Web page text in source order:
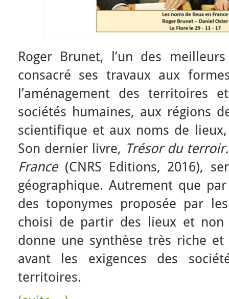
Roger Brunet, l’un des
consacré ses travaux aux
l’aménagement des territoires
sociétés humaines, aux régions
scientifique et aux noms de
Son dernier livre, Trésor du
France(CNRS Editions, 2016),
géographique. Autrement que
des toponymes proposée par
choisi de partir des lieux et non
donne une synthèse très riche
avant les exigences des
territoires.